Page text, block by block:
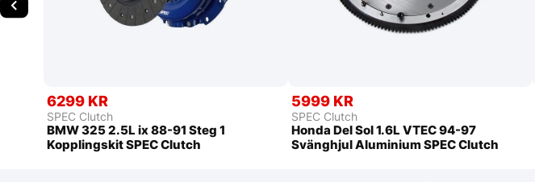
6299 KR
SPEC Clutch
BMW 325 2.5L ix 88-91 Steg 1
Kopplingskit SPEC Clutch
5999 KR
SPEC Clutch
Honda Del Sol 1.6L VTEC 94-97
Svänghjul Aluminium SPEC Clutch